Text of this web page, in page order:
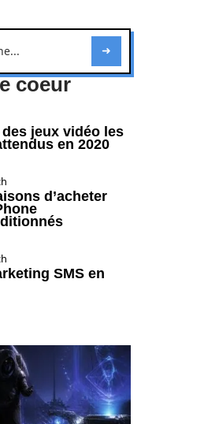
coeur
des jeux vidéo les
en 2020
d’acheter
SMS en